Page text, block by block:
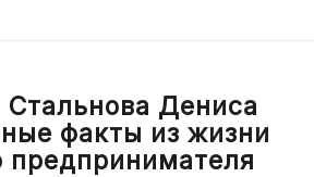
Стальнова Дениса
факты из жизни
предпринимателя